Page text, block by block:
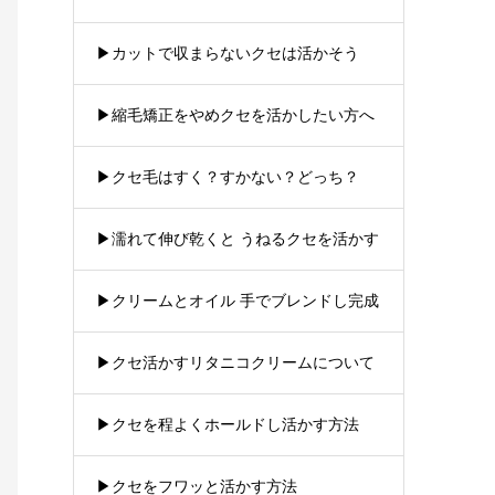
▶︎カットで収まらないクセは活かそう
▶︎縮毛矯正をやめクセを活かしたい方へ
▶︎クセ毛はすく？すかない？どっち？
▶︎濡れて伸び乾くと うねるクセを活かす
▶︎クリームとオイル 手でブレンドし完成
▶︎クセ活かすリタニコクリームについて
▶︎クセを程よくホールドし活かす方法
▶︎クセをフワッと活かす方法